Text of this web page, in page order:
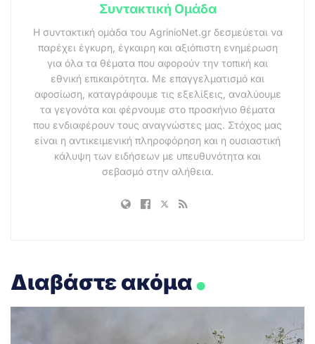
Συντακτική Ομάδα
Η συντακτική ομάδα του AgrinioNet.gr δεσμεύεται να
παρέχει έγκυρη, έγκαιρη και αξιόπιστη ενημέρωση
για όλα τα θέματα που αφορούν την τοπική και
εθνική επικαιρότητα. Με επαγγελματισμό και
αφοσίωση, καταγράφουμε τις εξελίξεις, αναλύουμε
τα γεγονότα και φέρνουμε στο προσκήνιο θέματα
που ενδιαφέρουν τους αναγνώστες μας. Στόχος μας
είναι η αντικειμενική πληροφόρηση και η ουσιαστική
κάλυψη των ειδήσεων με υπευθυνότητα και
σεβασμό στην αλήθεια.
Διαβάστε ακόμα.